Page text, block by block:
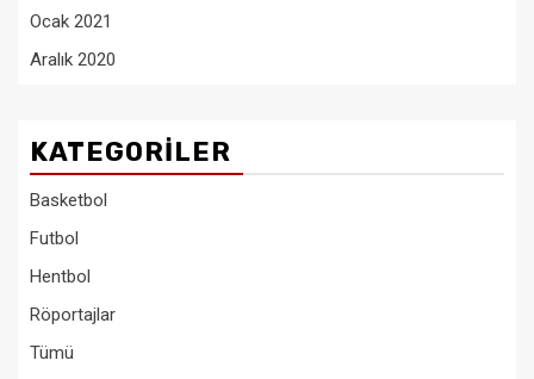
Ocak 2021
Aralık 2020
KATEGORILER
Basketbol
Futbol
Hentbol
Röportajlar
Tümü